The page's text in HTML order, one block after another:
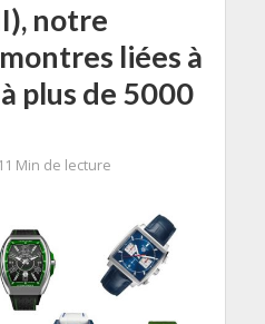
notre
liées à
plus de 5000
11 Min de lecture